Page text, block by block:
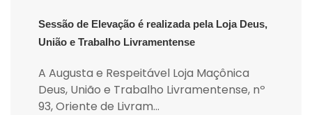
Sessão de Elevação é realizada pela Loja Deus,
União e Trabalho Livramentense
A Augusta e Respeitável Loja Maçônica
Deus, União e Trabalho Livramentense, nº
93, Oriente de Livram...